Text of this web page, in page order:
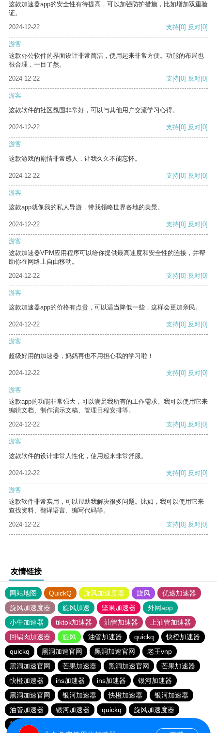
这款加速器app的安全性有待提高，可以加强防护措施，比如增加双重验
证。
2024-12-22
支持[0] 反对[0]
游客
这款办公软件的界面设计非常简洁，使用起来非常方便。功能的布局也
很合理，一目了然。
2024-12-22
支持[0] 反对[0]
游客
这款软件的社区氛围非常好，可以与其他用户交流学习心得。
2024-12-22 支持[0] 反对[0]
游客
这款游戏的剧情非常感人，让我久久不能忘怀。
2024-12-22 支持[0] 反对[0]
游客
这款app就像我的私人导游，带我领略世界各地的美景。
2024-12-22 支持[0] 反对[0]
游客
这款加速器VPM应用程序可以给你提供最高速度和安全性的连接，并帮
助你在网络上自由移动。
2024-12-22
支持[0] 反对[0]
游客
这款加速器app的价格有点贵，可以适当降低一些，这样会更加亲民。
2024-12-22 支持[0] 反对[0]
游客
超级好用的加速器，妈妈再也不用担心我的学习啦！
2024-12-22 支持[0] 反对[0]
游客
这款app的功能非常强大，可以满足我所有的工作需求。我可以使用它来
编辑文档、制作演示文稿、管理日程安排等。
2024-12-22
支持[0] 反对[0]
游客
这款软件的设计非常人性化，使用起来非常舒服。
2024-12-22 支持[0] 反对[0]
游客
这款软件非常实用，可以帮助我解决很多问题。比如，我可以使用它来
查找资料、翻译语言、编写代码等。
2024-12-22
支持[0] 反对[0]
友情链接
网站地图 QuickQ 旋风加速度器 旋风
优途加速器
旋风加速度器
旋风加速 坚果加速器
外网app
小牛加速器
tiktok加速器 油管加速器
上油管加速器
回锅肉加速器
旋风 油管加速器 quickq
快橙加速器
quickq
黑洞加速官网 黑洞加速官网
老王vnp
黑洞加速官网
芒果加速器 黑洞加速官网
芒果加速器
快橙加速器
ins加速器 ins加速器
银河加速器
黑洞加速官网
银河加速器 快橙加速器
银河加速器
油管加速器
银河加速器 quickq
旋风加速度器
旋风加速度器